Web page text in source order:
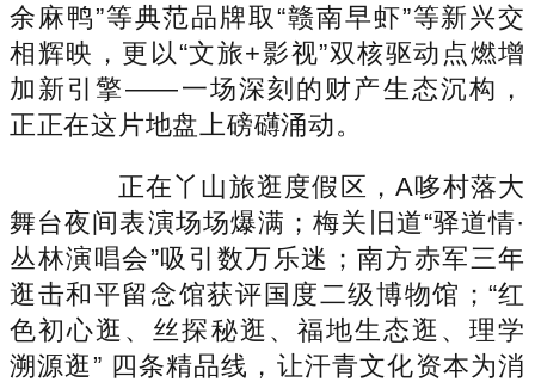
余麻鸭”等典范品牌取“赣南早虾”等新兴交
相辉映，更以“文旅+影视”双核驱动点燃增
加新引擎——一场深刻的财产生态沉构，
正正在这片地盘上磅礴涌动。
正在丫山旅逛度假区，A哆村落大
舞台夜间表演场场爆满；梅关旧道“驿道情·
丛林演唱会”吸引数万乐迷；南方赤军三年
逛击和平留念馆获评国度二级博物馆；“红
色初心逛、丝探秘逛、福地生态逛、理学
溯源逛” 四条精品线，让汗青文化资本为消